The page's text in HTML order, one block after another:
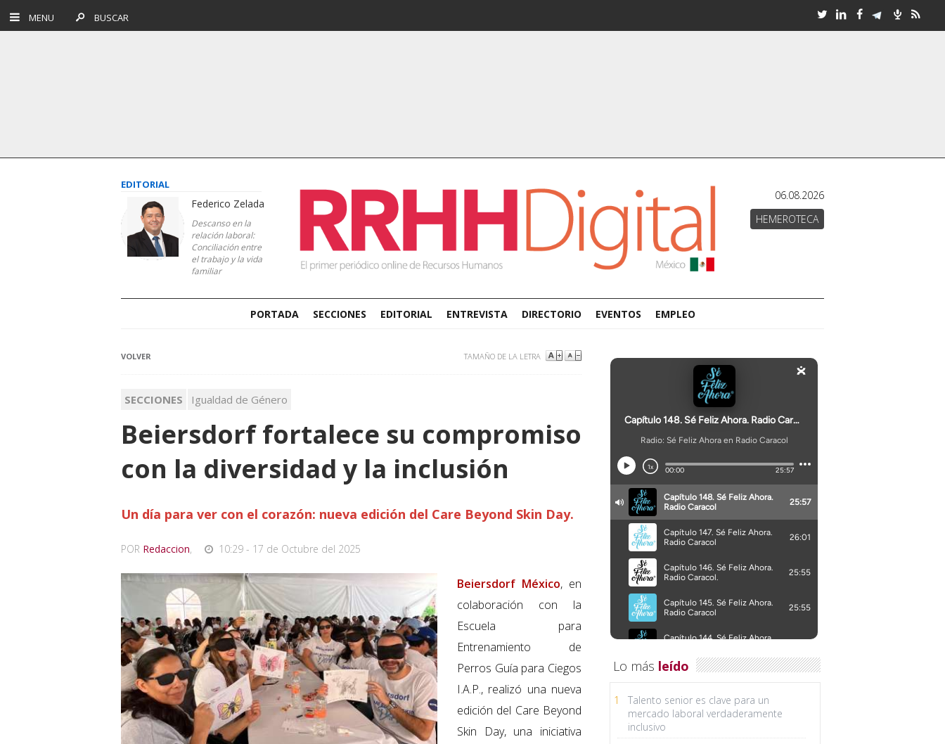
MENU BUSCAR
EDITORIAL
Federico Zelada
Descanso en la
relación laboral:
Conciliación entre
el trabajo y la vida
familiar
06.08.2026
HEMEROTECA
PORTADA SECCIONES EDITORIAL ENTREVISTA DIRECTORIO EVENTOS EMPLEO
VOLVER TAMAÑO DE LA LETRA
SECCIONES Igualdad de Género
Beiersdorf fortalece su compromiso
con la diversidad y la inclusión
Un día para ver con el corazón: nueva edición del Care Beyond Skin Day.
POR Redaccion, 10:29 - 17 de Octubre del 2025
Beiersdorf México, en
colaboración con la
Escuela para
Entrenamiento de
Perros Guía para Ciegos
I.A.P., realizó una nueva
edición del Care Beyond
Skin Day, una iniciativa
Lo más leído
1
Talento senior es clave para un
mercado laboral verdaderamente
inclusivo